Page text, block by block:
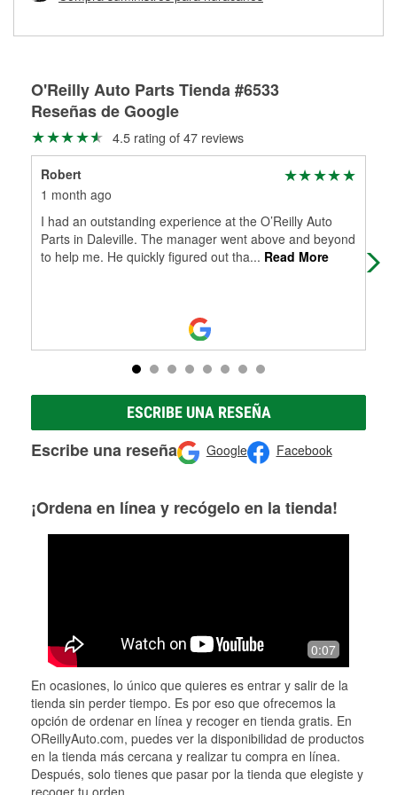
partes de reemplazo correctas para tu reparación.
O'Reilly Auto Parts Tienda #6533
Reseñas de Google
4.5 rating of 47 reviews
Robert
1 month ago
I had an outstanding experience at the O’Reilly Auto
Parts in Daleville. The manager went above and beyond
to help me. He quickly figured out tha... Read More
ESCRIBE UNA RESEÑA
Escribe una reseña Google Facebook
¡Ordena en línea y recógelo en la tienda!
0:07
En ocasiones, lo único que quieres es entrar y salir de la
tienda sin perder tiempo. Es por eso que ofrecemos la
opción de ordenar en línea y recoger en tienda gratis. En
OReillyAuto.com, puedes ver la disponibilidad de productos
en la tienda más cercana y realizar tu compra en línea.
Después, solo tienes que pasar por la tienda que elegiste y
recoger tu orden.